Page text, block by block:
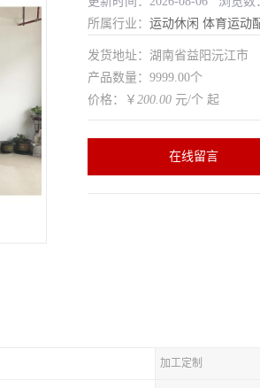
所属行业： 运动休闲 体育运动
发货地址：湖南省益阳沅江市
产品数量：9999.00个
价格：￥ 200.00 元/个 起
在线留言
加工定制